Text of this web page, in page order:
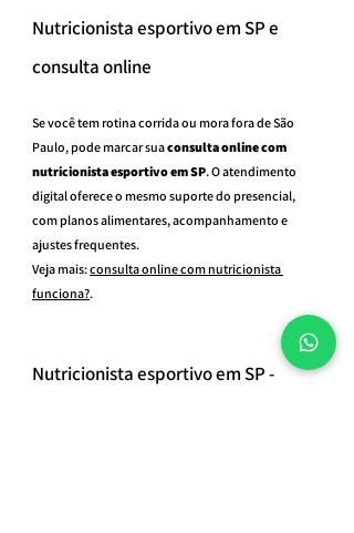
Nutricionista esportivo em SP e
consulta online
Se você tem rotina corrida ou mora fora de São
Paulo, pode marcar sua consulta online com
nutricionista esportivo em SP. O atendimento
digital oferece o mesmo suporte do presencial,
com planos alimentares, acompanhamento e
ajustes frequentes.
Veja mais: consulta online com nutricionista
funciona?.
Nutricionista esportivo em SP -